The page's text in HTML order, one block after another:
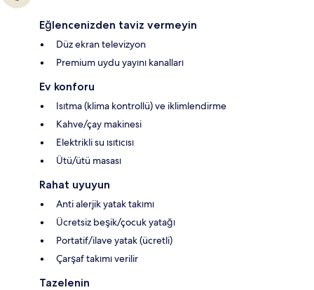
Eğlencenizden taviz vermeyin
Düz ekran televizyon
Premium uydu yayını kanalları
Ev konforu
Isıtma (klima kontrollü) ve iklimlendirme
Kahve/çay makinesi
Elektrikli su ısıtıcısı
Ütü/ütü masası
Rahat uyuyun
Anti alerjik yatak takımı
Ücretsiz beşik/çocuk yatağı
Portatif/ilave yatak (ücretli)
Çarşaf takımı verilir
Tazelenin